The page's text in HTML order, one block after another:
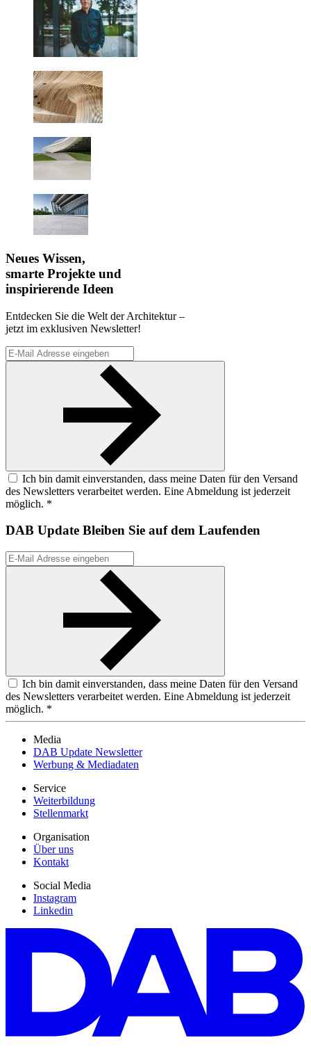
Neues Wissen,
smarte Projekte und
inspirierende Ideen
Entdecken Sie die Welt der Architektur –
jetzt im exklusiven Newsletter!
Ich bin damit einverstanden, dass meine Daten für den Versand
des Newsletters verarbeitet werden. Eine Abmeldung ist jederzeit
möglich. *
DAB Update Bleiben Sie auf dem Laufenden
Ich bin damit einverstanden, dass meine Daten für den Versand
des Newsletters verarbeitet werden. Eine Abmeldung ist jederzeit
möglich. *
Media
DAB Update Newsletter
Werbung & Mediadaten
Service
Weiterbildung
Stellenmarkt
Organisation
Über uns
Kontakt
Social Media
Instagram
Linkedin